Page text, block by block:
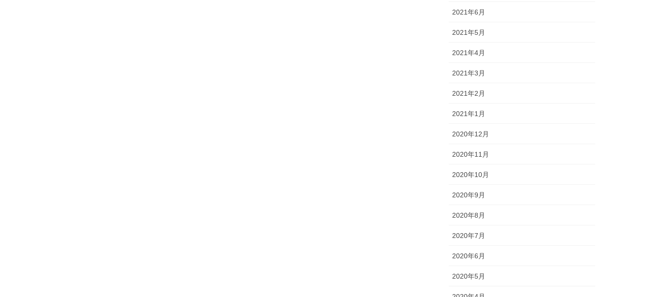
2021年6月
2021年5月
2021年4月
2021年3月
2021年2月
2021年1月
2020年12月
2020年11月
2020年10月
2020年9月
2020年8月
2020年7月
2020年6月
2020年5月